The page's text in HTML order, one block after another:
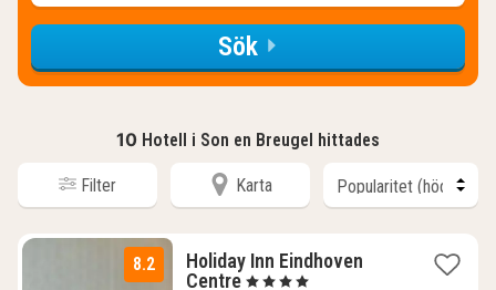
Sök
10 Hotell i Son en Breugel hittades
Filter Karta
8.2
Holiday Inn Eindhoven
Centre2
, 4 Stjärnor